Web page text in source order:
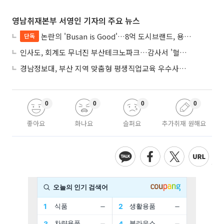
영남취재본부 서영인 기자의 주요 뉴스
단독
논란의 'Busan is Good'…8억 도시브랜드, 용산 대통령실 CI 업체가 수행
인사도, 회계도 무너진 부산테크노파크…감사서 '혈세 유용·인사 뒤집기' 적발
경남정보대, 부산 지역 맞춤형 평생직업교육 우수사례로 혁신 주도
좋아요
0
화나요
0
슬퍼요
0
추가취재 원해요
0